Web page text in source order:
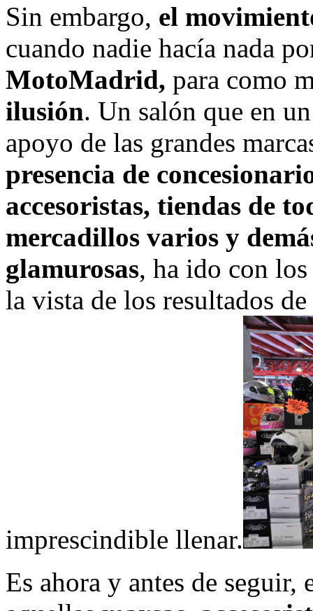
Sin embargo, el
cuando nadie hacía nada
MotoMadrid, para como
ilusión. Un salón que en
apoyo de las grandes
presencia de
accesoristas, tiendas de
mercadillos varios y
glamurosas, ha ido con los
la vista de los resultados
imprescindible llenar.
Es ahora y antes de seguir,